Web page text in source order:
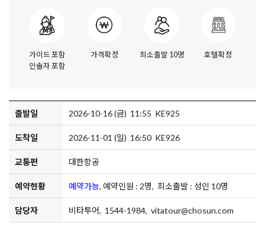
가이드 포함
인솔자 포함
가격확정 최소출발 10명 호텔확정
출발일 2026-10-16 (금) 11:55 KE925
도착일 2026-11-01 (일) 16:50 KE926
교통편 대한항공
예약현황 예약가능, 예약인원 : 2명, 최소출발 : 성인 10명
담당자 비타투어, 1544-1984, vitatour@chosun.com